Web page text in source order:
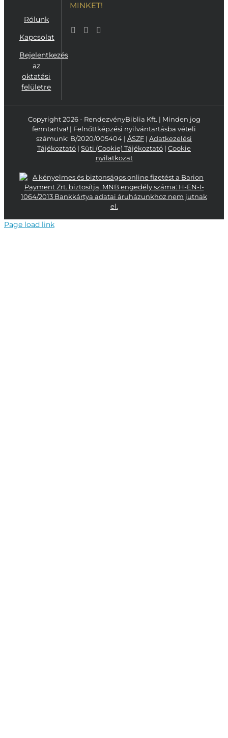
Rólunk
Kapcsolat
Bejelentkezés
az
oktatási
felületre
MINKET!
Copyright 2026 - RendezvényBiblia Kft. | Minden jog
fenntartva! | Felnőttképzési nyilvántartásba vételi
számunk: B/2020/005404 | ÁSZF | Adatkezelési
Tájékoztató | Süti (Cookie) Tájékoztató | Cookie
nyilatkozat
Page load link